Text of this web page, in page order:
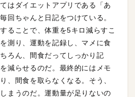
はダイエットアプリである「あ
回ちゃんと日記をつけている。
ることで、体重を5キロ減らすこ
測り、運動を記録し、マメに食
ろん、間食だってしっかり記
減らせるのだ。最終的にはメモ
、間食を取らなくなる。そう、
まうのだ。運動量が足りないの